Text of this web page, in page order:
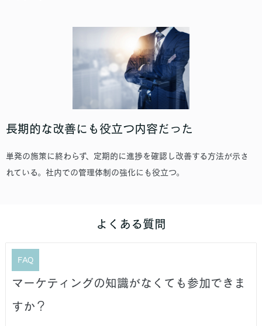
長期的な改善にも役立つ内容だった
単発の施策に終わらず、定期的に進捗を確認し改善する方法が示さ
れている。社内での管理体制の強化にも役立つ。
よくある質問
FAQ
マーケティングの知識がなくても参加できま
すか？